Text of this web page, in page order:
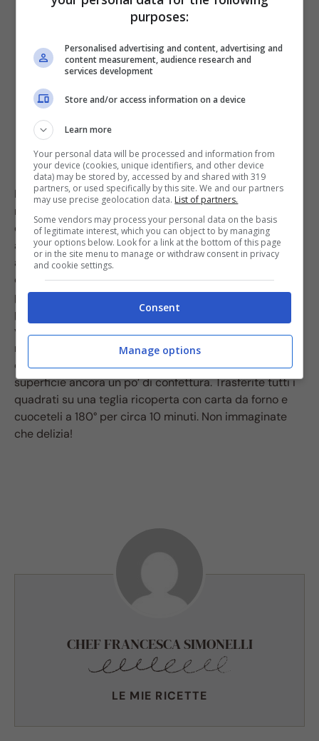
Per prima cosa tagliate le mele a fettine sottili e poi
mettetele un po’ in ammollo in una ciotolina con acqua
e succo di limone. Intanto prendete la confettura di
albicocche e fatela ‘sciogliere’ in padella con i 120 ml di
acqua, mescolando sempre in modo da ottenere una
crema fluida, da trasferire poi in una ciotolina
passandola in un colino, così da eliminare anche i grumi
più piccoli. Ora tagliate la vostra sfoglia a strisce
verticali e orizzontali in modo da formare dei quadrati e
ricoprite ciascuno di questi con un cucchiaio di
confettura e 3-4 fettine di mele, spennellando sulla
superficie ancora un po’ di confettura. Trasferite tutti i
quadrati su una teglia ricoperta con carta da forno e
cuoceteli a 180° per circa 10 minuti. Non immaginate
che delizia!
CHEF FRANCESCA SIMONELLI
LE MIE RICETTE
purposes:
Personalised advertising and content, advertising and
content measurement, audience research and
services development
Store and/or access information on a device
Learn more
Your personal data will be processed and information from
your device (cookies, unique identifiers, and other device
data) may be stored by, accessed by and shared with 319
partners, or used specifically by this site. We and our partners
may use precise geolocation data. List of partners.
Some vendors may process your personal data on the basis
of legitimate interest, which you can object to by managing
your options below. Look for a link at the bottom of this page
or in the site menu to manage or withdraw consent in privacy
and cookie settings.
Consent
Manage options